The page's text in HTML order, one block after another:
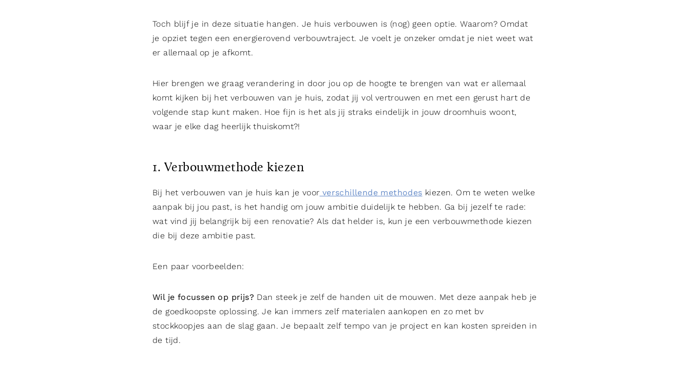
Toch blijf je in deze situatie hangen. Je huis verbouwen is (nog) geen optie. Waarom? Omdat
je opziet tegen een energierovend verbouwtraject. Je voelt je onzeker omdat je niet weet wat
er allemaal op je afkomt.
Hier brengen we graag verandering in door jou op de hoogte te brengen van wat er allemaal
komt kijken bij het verbouwen van je huis, zodat jij vol vertrouwen en met een gerust hart de
volgende stap kunt maken. Hoe fijn is het als jij straks eindelijk in jouw droomhuis woont,
waar je elke dag heerlijk thuiskomt?!
1. Verbouwmethode kiezen
Bij het verbouwen van je huis kan je voor verschillende methodes kiezen. Om te weten welke
aanpak bij jou past, is het handig om jouw ambitie duidelijk te hebben. Ga bij jezelf te rade:
wat vind jij belangrijk bij een renovatie? Als dat helder is, kun je een verbouwmethode kiezen
die bij deze ambitie past.
Een paar voorbeelden:
Wil je focussen op prijs? Dan steek je zelf de handen uit de mouwen. Met deze aanpak heb je
de goedkoopste oplossing. Je kan immers zelf materialen aankopen en zo met bv
stockkoopjes aan de slag gaan. Je bepaalt zelf tempo van je project en kan kosten spreiden in
de tijd.